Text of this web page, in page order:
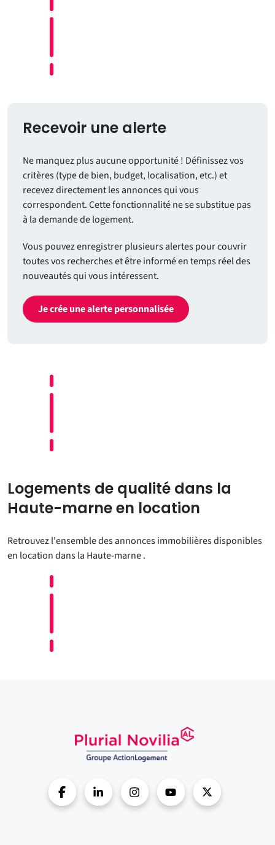
Recevoir une alerte
Ne manquez plus aucune opportunité ! Définissez vos
critères (type de bien, budget, localisation, etc.) et
recevez directement les annonces qui vous
correspondent. Cette fonctionnalité ne se substitue pas
à la demande de logement.
Vous pouvez enregistrer plusieurs alertes pour couvrir
toutes vos recherches et être informé en temps réel des
nouveautés qui vous intéressent.
Je crée une alerte personnalisée
Logements de qualité dans la
Haute-marne en location
Retrouvez l'ensemble des annonces immobilières disponibles
en location dans la Haute-marne .